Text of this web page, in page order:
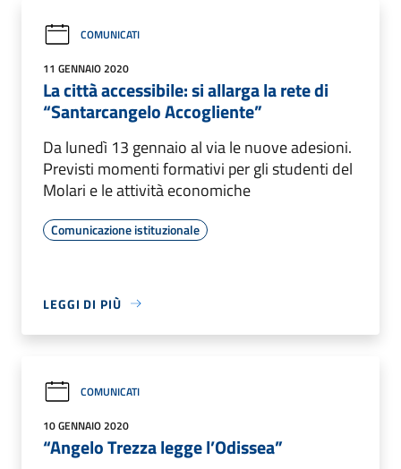
COMUNICATI
11 GENNAIO 2020
La città accessibile: si allarga la rete di
“Santarcangelo Accogliente”
Da lunedì 13 gennaio al via le nuove adesioni.
Previsti momenti formativi per gli studenti del
Molari e le attività economiche
Comunicazione istituzionale
LEGGI DI PIÙ
COMUNICATI
10 GENNAIO 2020
“Angelo Trezza legge l’Odissea”